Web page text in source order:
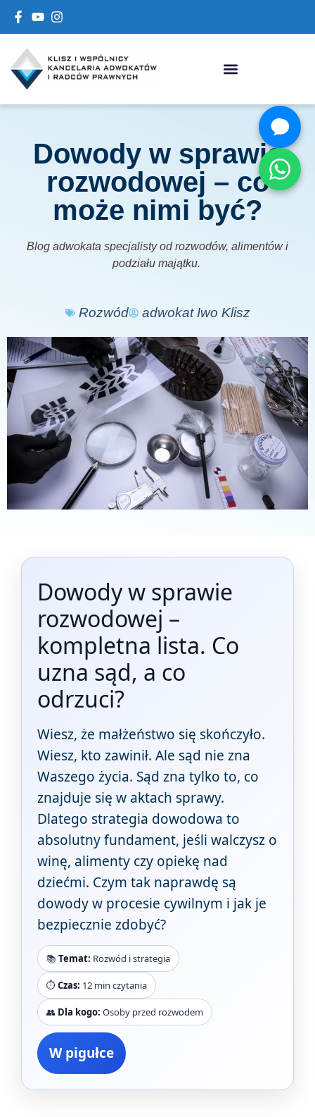
Dowody w sprawie
rozwodowej – co
może nimi być?
Blog adwokata specjalisty od rozwodów, alimentów i
podziału majątku.
Rozwód adwokat Iwo Klisz
Dowody w sprawie
rozwodowej –
kompletna lista. Co
uzna sąd, a co
odrzuci?
Wiesz, że małżeństwo się skończyło.
Wiesz, kto zawinił. Ale sąd nie zna
Waszego życia. Sąd zna tylko to, co
znajduje się w aktach sprawy.
Dlatego strategia dowodowa to
absolutny fundament, jeśli walczysz o
winę, alimenty czy opiekę nad
dziećmi. Czym tak naprawdę są
dowody w procesie cywilnym i jak je
bezpiecznie zdobyć?
📚Temat: Rozwód i strategia
⏱️ Czas: 12 min czytania
👥 Dla kogo: Osoby przed rozwodem
W pigułce